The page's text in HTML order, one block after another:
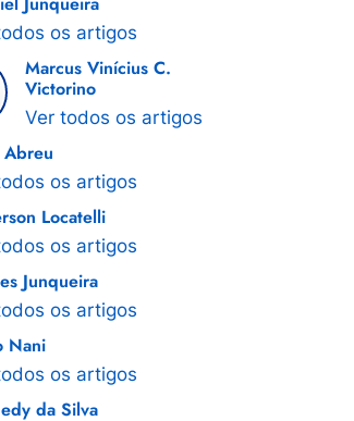
os artigos
Marcus Vinícius C.
Victorino
Ver todos os artigos
Abreu
os artigos
Locatelli
os artigos
Junqueira
os artigos
Nani
os artigos
da Silva